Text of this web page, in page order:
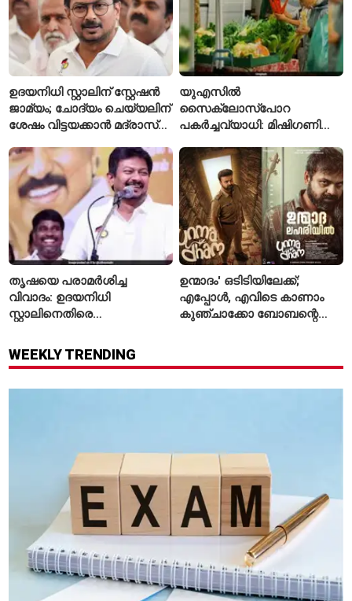
ഉദയനിധി സ്റ്റാലിന് സ്റ്റേഷൻ
ജാമ്യം; ചോദ്യം ചെയ്യലിന്
ശേഷം വിട്ടയക്കാൻ മദ്രാസ്
യുഎസിൽ
സൈക്ലോസ്പോറ
പകർച്ചവ്യാധി: മിഷിഗണിൽ
സ്ഥിരീകരിച്ചു
തൃഷയെ പരാമർശിച്ച
വിവാദം: ഉദയനിധി
സ്റ്റാലിനെതിരെ
എന്തെല്ലാം കുറ്റങ്ങൾ?
ഉന്മാദം' ഒടിടിയിലേക്ക്;
എപ്പോൾ, എവിടെ കാണാം
കുഞ്ചാക്കോ ബോബന്റെ
WEEKLY TRENDING